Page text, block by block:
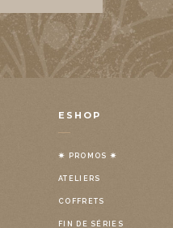
ESHOP
✷ PROMOS ✷
ATELIERS
COFFRETS
FIN DE SÉRIES